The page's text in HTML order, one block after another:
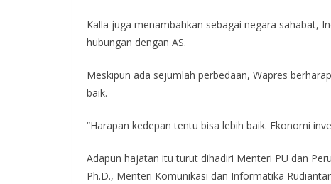
Kalla juga menambahkan sebagai negara sahabat,
hubungan dengan AS.
Meskipun ada sejumlah perbedaan, Wapres
baik.
“Harapan kedepan tentu bisa lebih baik. Ekonomi
Adapun hajatan itu turut dihadiri Menteri PU dan
Ph.D., Menteri Komunikasi dan Informatika